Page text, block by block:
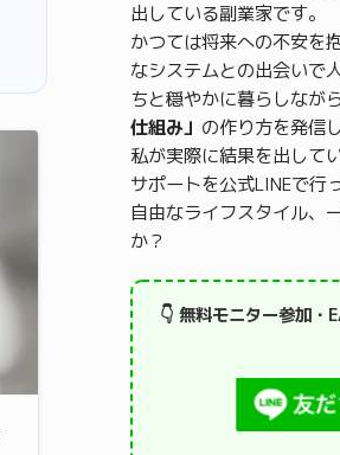
出している副業家です。
かつては将来への不安を
なシステムとの出会いで
ちと穏やかに暮らしながら
仕組み」 の作り方を発信
私が実際に結果を出して
サポートを公式LINEで行
自由なライフスタイル、
か？
👇 無料モニター参加・